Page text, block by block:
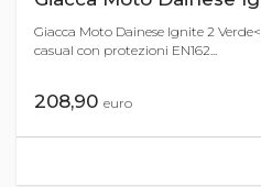
Giacca Moto Dainese Ignite 2
casual con protezioni EN162...
208,90 euro